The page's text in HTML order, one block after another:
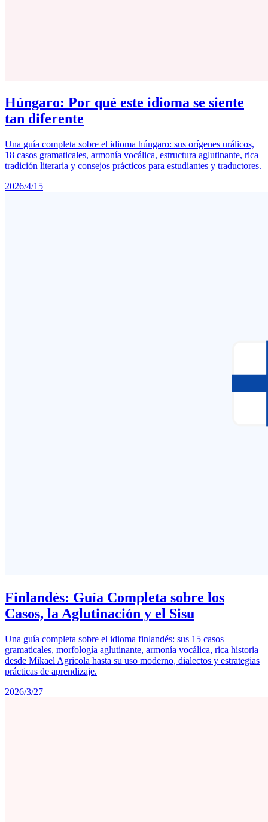
Húngaro: Por qué este idioma se siente
tan diferente
Una guía completa sobre el idioma húngaro: sus orígenes urálicos,
18 casos gramaticales, armonía vocálica, estructura aglutinante, rica
tradición literaria y consejos prácticos para estudiantes y traductores.
2026/4/15
Finlandés: Guía Completa sobre los
Casos, la Aglutinación y el Sisu
Una guía completa sobre el idioma finlandés: sus 15 casos
gramaticales, morfología aglutinante, armonía vocálica, rica historia
desde Mikael Agricola hasta su uso moderno, dialectos y estrategias
prácticas de aprendizaje.
2026/3/27